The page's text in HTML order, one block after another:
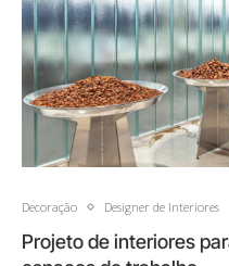
Decoração Designer de Interiores
Projeto de interiores